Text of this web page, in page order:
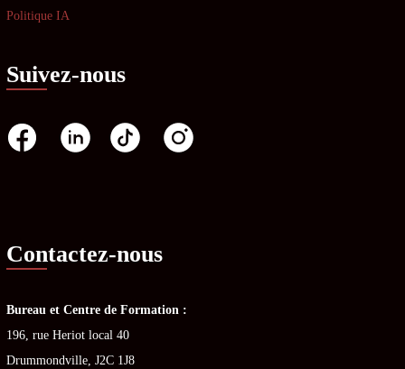
Politique IA
Suivez-nous
Contactez-nous
Bureau et Centre de Formation :
196, rue Heriot local 40
Drummondville, J2C 1J8